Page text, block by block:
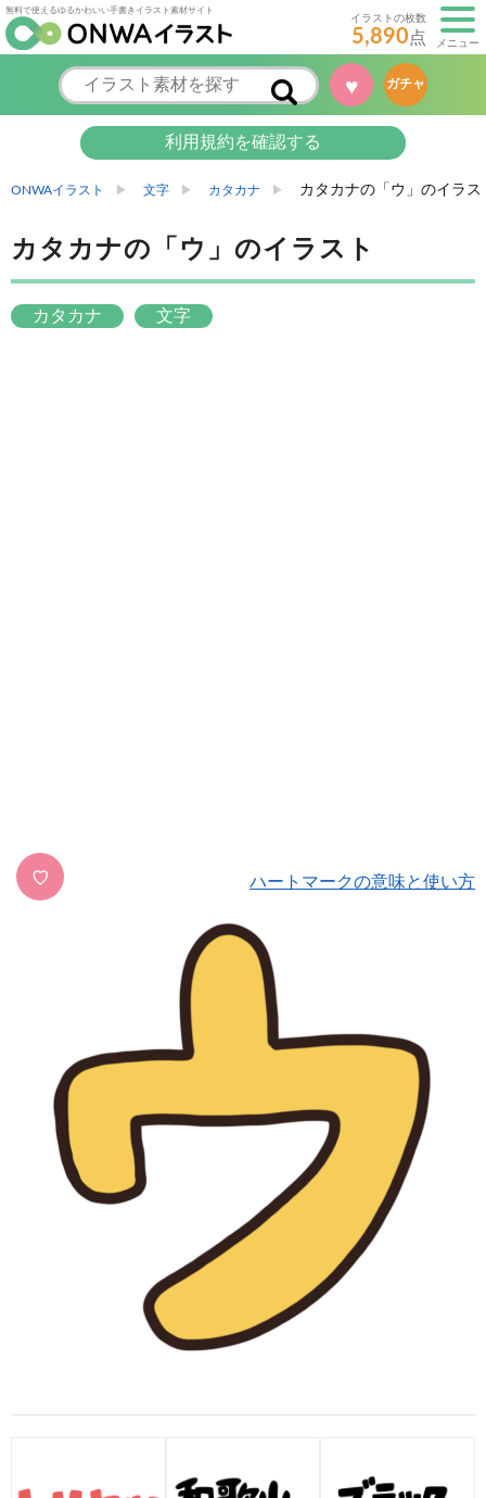
無料で使えるゆるかわいい手書きイラスト素材サイト
イラストの枚数
5,890点 メニュー
♥ ガチャ
利用規約を確認する
ONWAイラスト 文字 カタカナ カタカナの「ウ」のイラス
カタカナの「ウ」のイラスト
カタカナ 文字
♡ ハートマークの意味と使い方